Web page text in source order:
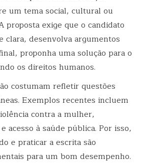
um tema social, cultural ou
proposta exige que o candidato
clara, desenvolva argumentos
proponha uma solução para o
os direitos humanos.
costumam refletir questões
Exemplos recentes incluem
contra a mulher,
acesso à saúde pública. Por isso,
e praticar a escrita são
para um bom desempenho.